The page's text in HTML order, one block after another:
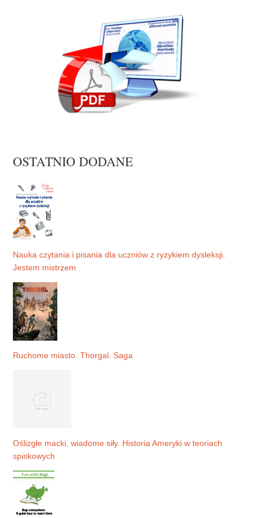
OSTATNIO DODANE
Nauka czytania i pisania dla uczniów z ryzykiem dysleksji.
Jestem mistrzem
Ruchome miasto. Thorgal. Saga
Oślizgłe macki, wiadome siły. Historia Ameryki w teoriach
spiskowych